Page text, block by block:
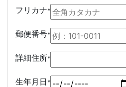
フリカナ*
郵便番号*
詳細住所*
生年月日 *